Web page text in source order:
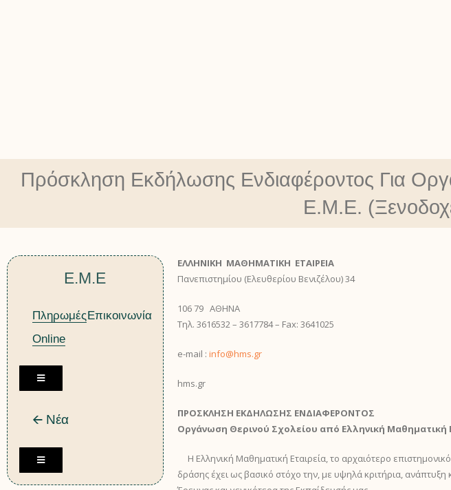
Πρόσκληση Εκδήλωσης Ενδιαφέροντος Για
Ε.Μ.Ε.
Ε.Μ.Ε
Πληρωμές
Online
Επικοινωνία
H
a
b
r
g
🡨 Νέα
H
a
ΕΛΛΗΝΙΚΗ ΜΑΘΗΜΑΤΙΚΗ ΕΤΑΙΡΕΙΑ
Πανεπιστημίου (Ελευθερίου Βενιζέλου) 34
106 79 ΑΘΗΝΑ
Τηλ. 3616532 – 3617784 – Fax: 3641025
e-mail : info@hms.gr
hms.gr
ΠΡΟΣΚΛΗΣΗ ΕΚΔΗΛΩΣΗΣ ΕΝΔΙΑΦΕΡΟΝΤΟΣ
Οργάνωση Θερινού Σχολείου από Ελληνική Μαθηματική
Η Ελληνική Μαθηματική Εταιρεία, το αρχαιότερο
δράσης έχει ως βασικό στόχο την, με υψηλά κριτήρια,